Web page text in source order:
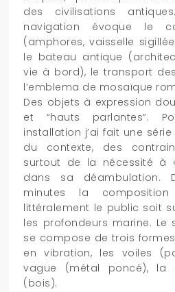
des civilisations
navigation évoque le
(amphores, vaisselle
le bateau antique
vie à bord), le transport
l’emblema de mosaïque
Des objets à expression
et “hauts parlantes”.
installation j’ai fait une
du contexte, des
surtout de la nécessité à
dans sa déambulation.
minutes la composition
littéralement le public soit
les profondeurs marine. Le
se compose de trois
en vibration, les voiles
vague (métal poncé), la
(bois).